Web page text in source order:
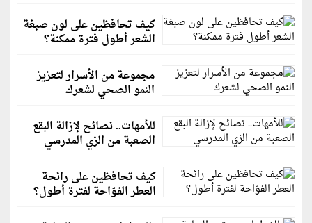
كيف تحافظين على لون صبغة
الشعر أطول فترة ممكنة؟
مجموعة من الأسرار لتعزيز
النمو الصحي لشعرك
للأمهات.. نصائح لإزالة البقع
الصعبة من الزي المدرسي
كيف تحافظين على رائحة
العطر الفوّاحة لفترة أطول؟